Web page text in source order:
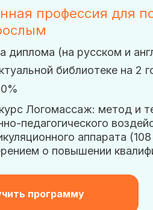
профессия для
программу
диплома (на русском и
Логомассаж: метод и
педагогического
аппарата (108
о повышении
библиотеке на 2